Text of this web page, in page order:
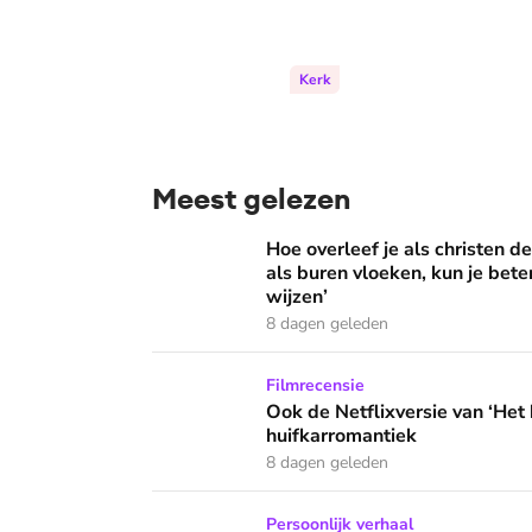
Kerk
Meest gelezen
Hoe overleef je als christen de
Hoe overleef je als christen
als buren vloeken, kun je
wijzen’
8 dagen geleden
Ook de Netflixversie van ‘Het kleine huis’
Filmrecensie
Ook de Netflixversie van
huifkarromantiek
8 dagen geleden
Zanger Elbert Smelt kan niet niets doen:
Persoonlijk verhaal